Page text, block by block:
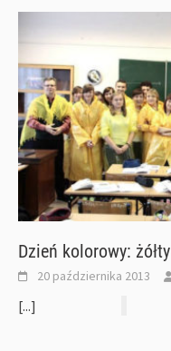
Dzień kolorowy: żółty
20 października 2013
[...]